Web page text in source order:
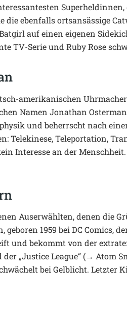
die ebenfalls ortsansässige
auf einen eigenen
TV-Serie und Ruby Rose
amerikanischen
Namen Jonathan
und beherrscht nach
Telekinese, Teleportation,
Interesse an der
Auserwählten, denen die
geboren 1959 bei DC Comics,
und bekommt von der
„Justice League“ (→ Atom
bei Gelblicht.